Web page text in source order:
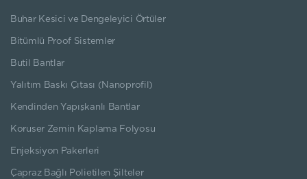
Buhar Kesici ve Dengeleyici Örtüler
Bitümlü Proof Sistemler
Butil Bantlar
Yalıtım Baskı Çıtası (Nanoprofil)
Kendinden Yapışkanlı Bantlar
Koruser Zemin Kaplama Folyosu
Enjeksiyon Pakerleri
Çapraz Bağlı Polietilen Şilteler